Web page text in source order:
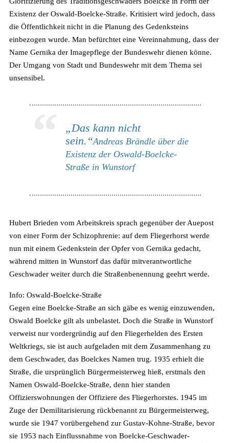
Existenz der Oswald-Boelcke-Straße. Kritisiert wird jedoch, dass
die Öffentlichkeit nicht in die Planung des Gedenksteins
einbezogen wurde. Man befürchtet eine Vereinnahmung, dass der
Name Gernika der Imagepflege der Bundeswehr dienen könne.
Der Umgang von Stadt und Bundeswehr mit dem Thema sei
unsensibel.
„Das kann nicht
sein.“Andreas Brändle über die
Existenz der Oswald-Boelcke-
Straße in Wunstorf
Hubert Brieden vom Arbeitskreis sprach gegenüber der Auepost
von einer Form der Schizophrenie: auf dem Fliegerhorst werde
nun mit einem Gedenkstein der Opfer von Gernika gedacht,
während mitten in Wunstorf das dafür mitverantwortliche
Geschwader weiter durch die Straßenbenennung geehrt werde.
Info: Oswald-Boelcke-Straße
Gegen eine Boelcke-Straße an sich gäbe es wenig einzuwenden,
Oswald Boelcke gilt als unbelastet. Doch die Straße in Wunstorf
verweist nur vordergründig auf den Fliegerhelden des Ersten
Weltkriegs, sie ist auch aufgeladen mit dem Zusammenhang zu
dem Geschwader, das Boelckes Namen trug. 1935 erhielt die
Straße, die ursprünglich Bürgermeisterweg hieß, erstmals den
Namen Oswald-Boelcke-Straße, denn hier standen
Offizierswohnungen der Offiziere des Fliegerhorstes. 1945 im
Zuge der Demilitarisierung rückbenannt zu Bürgermeisterweg,
wurde sie 1947 vorübergehend zur Gustav-Kohne-Straße, bevor
sie 1953 nach Einflussnahme von Boelcke-Geschwader-